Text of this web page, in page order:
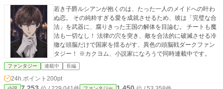
若き子爵ルシアンが抱くのは、たった一人のメイドへの叶わ
ぬ恋。 その純粋すぎる愛を成就させるため、彼は「完璧な合
法」を武器に、腐りきった王国の解体を目論む。 チートも魔
法も一切なし！ 法律の穴を突き、敵を合法的に破滅させる冷
徹な頭脳だけで国家を揺るがす、異色の頭脳戦ダークファン
タジー！ ※カクヨム、小説家になろうで同時連載中です。
ファンタジー 連載中 長編
24h.ポイント 200pt